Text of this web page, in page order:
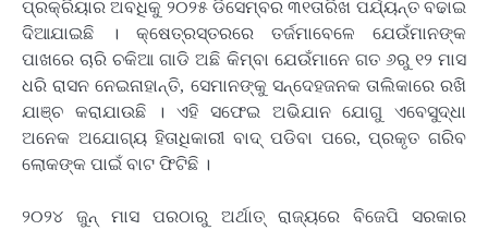
ପ୍ରକ୍ରିୟାର ଅବଧିକୁ ୨୦୨୫ ଡିସେମ୍ବର ୩୧ତାରିଖ ପର୍ଯ୍ୟନ୍ତ ବଢାଇ
ଦିଆଯାଇଛି । କ୍ଷେତ୍ରସ୍ତରରେ ତର୍ଜମାବେଳେ ଯେଉଁମାନଙ୍କ
ପାଖରେ ଚାରି ଚକିଆ ଗାଡି ଅଛି କିମ୍ବା ଯେଉଁମାନେ ଗତ ୬ରୁ ୧୨ ମାସ
ଧରି ରାସନ ନେଇନାହାନ୍ତି, ସେମାନଙ୍କୁ ସନ୍ଦେହଜନକ ତାଲିକାରେ ରଖି
ଯାଞ୍ଚ କରାଯାଉଛି । ଏହି ସଫେଇ ଅଭିଯାନ ଯୋଗୁ ଏବେସୁଦ୍ଧା
ଅନେକ ଅଯୋଗ୍ୟ ହିତାଧିକାରୀ ବାଦ୍ ପଡିବା ପରେ, ପ୍ରକୃତ ଗରିବ
ଲୋକଙ୍କ ପାଇଁ ବାଟ ଫିଟିଛି ।
୨୦୨୪ ଜୁନ୍ ମାସ ପରଠାରୁ ଅର୍ଥାତ୍ ରାଜ୍ୟରେ ବିଜେପି ସରକାର